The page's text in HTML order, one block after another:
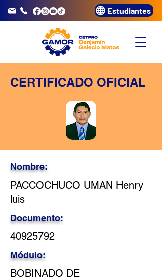
3320072 Estudiantes
CERTIFICADO OFICIAL
Nombre:
PACCOCHUCO UMAN Henry
luis
Documento:
40925792
Módulo:
BOBINADO DE